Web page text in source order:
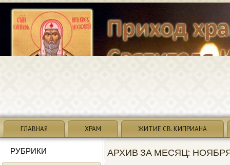
ГЛАВНАЯ ХРАМ ЖИТИЕ СВ. КИПРИАНА
РУБРИКИ АРХИВ ЗА МЕСЯЦ: